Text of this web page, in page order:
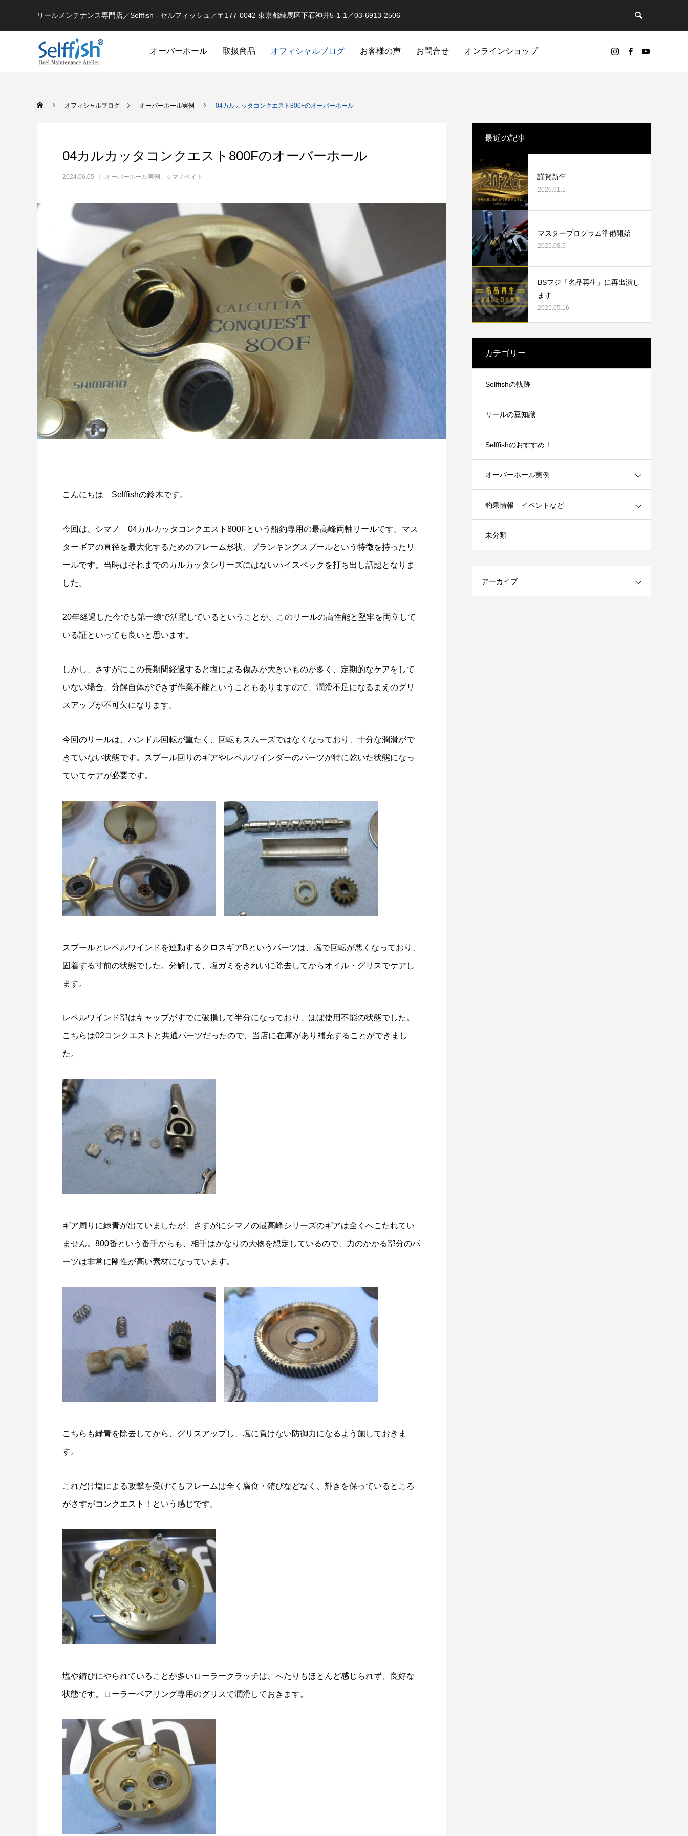
リールメンテナンス専門店／Selffish - セルフィッシュ／〒177-0042 東京都練馬区下石神井5-1-1／03-6913-2506
オーバーホール 取扱商品 オフィシャルブログ お客様の声 お問合せ オンラインショップ
セルフメンテナンス用品
セルフメンテナンス用品（Selffishオリジナル）
カスタムパーツ
カスタムベアリング（Selffishオリジナル）
ラインを巻き込むときの工夫
シマノ スピニングリールのローラークラ
ッチ
2024.05.09
クラッチ返りによるダメージ
2023.10.26
ギアノイズ（ゴリ感）について
2023.09.19
シマノ バンタム1000SGの1年点検
2025.02.26
ダイワ スパルタンIC150Hのオーバーホ
2024.10.31
ール
謹賀新年
2026.01.01
BSフジ「名品再生」に再出演します
2025.05.16
第56回霞ヶ浦クリーン大作戦（春の陣）開
催します！
2025.04.11
謹賀新年 2025年はチームを作ります！
リールオーバーホール「マスタープログラ
ム」
Selffishが教えるリールオーバーホール術
Selffishが教えるリールオーバーホール術
オフィシャルブログ オーバーホール実例 04カルカッタコンクエスト800Fのオーバーホール
04カルカッタコンクエスト800Fのオーバーホール
2024.06.05 オーバーホール実例 シマノベイト
こんにちは Selffishの鈴木です。
今回は、シマノ 04カルカッタコンクエスト800Fという船釣専用の最高峰両軸リールです。マス
ターギアの直径を最大化するためのフレーム形状、ブランキングスプールという特徴を持ったリ
ールです。当時はそれまでのカルカッタシリーズにはないハイスペックを打ち出し話題となりま
した。
20年経過した今でも第一線で活躍しているということが、このリールの高性能と堅牢を両立して
いる証といっても良いと思います。
しかし、さすがにこの長期間経過すると塩による傷みが大きいものが多く、定期的なケアをして
いない場合、分解自体ができず作業不能ということもありますので、潤滑不足になるまえのグリ
スアップが不可欠になります。
今回のリールは、ハンドル回転が重たく、回転もスムーズではなくなっており、十分な潤滑がで
きていない状態です。スプール回りのギアやレベルワインダーのパーツが特に乾いた状態になっ
ていてケアが必要です。
スプールとレベルワインドを連動するクロスギアBというパーツは、塩で回転が悪くなっており、
固着する寸前の状態でした。分解して、塩ガミをきれいに除去してからオイル・グリスでケアし
ます。
レベルワインド部はキャップがすでに破損して半分になっており、ほぼ使用不能の状態でした。
こちらは02コンクエストと共通パーツだったので、当店に在庫があり補充することができまし
た。
ギア周りに緑青が出ていましたが、さすがにシマノの最高峰シリーズのギアは全くへこたれてい
ません。800番という番手からも、相手はかなりの大物を想定しているので、力のかかる部分のパ
ーツは非常に剛性が高い素材になっています。
こちらも緑青を除去してから、グリスアップし、塩に負けない防御力になるよう施しておきま
す。
これだけ塩による攻撃を受けてもフレームは全く腐食・錆びなどなく、輝きを保っているところ
がさすがコンクエスト！という感じです。
塩や錆びにやられていることが多いローラークラッチは、へたりもほとんど感じられず、良好な
状態です。ローラーベアリング専用のグリスで潤滑しておきます。
最近の記事
謹賀新年
2026.01.1
マスタープログラム準備開始
2025.08.5
BSフジ「名品再生」に再出演し
ます
2025.05.16
カテゴリー
Selffishの軌跡
リールの豆知識
Selffishのおすすめ！
オーバーホール実例
釣果情報 イベントなど
未分類
アーカイブ